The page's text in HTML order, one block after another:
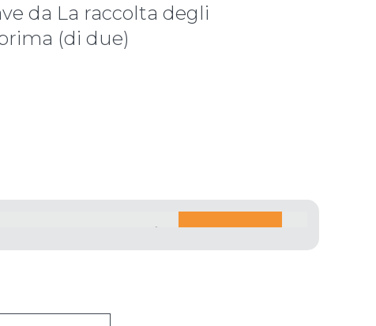
da La raccolta degli
(di due)